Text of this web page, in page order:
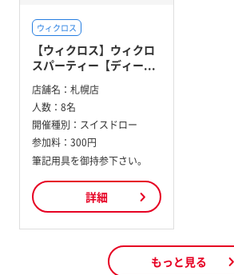
ウィクロス
【ウィクロス】ウィクロ
スパーティー【ディー...
店舗名： 札幌店
人数： 8名
開催種別： スイスドロー
参加料： 300円
筆記用具を御持参下さい。
詳細
もっと見る